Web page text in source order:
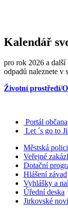
Kalendář
pro rok 2026 a
odpadů naleznete v
Životní prostředí/
Portál občana
Let ´s go to
Městská
Veřejné
Dotační
Hlášení závad
Vyhlášky a
Úřední deska
Jirkovské